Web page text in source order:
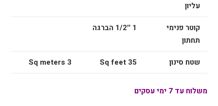
עליון
קוטר פנימי
תחתון
1 1/2″ הברגה
שטח סינון 35 Sq feet
3 Sq meters
משלוח עד 7 ימי עסקים